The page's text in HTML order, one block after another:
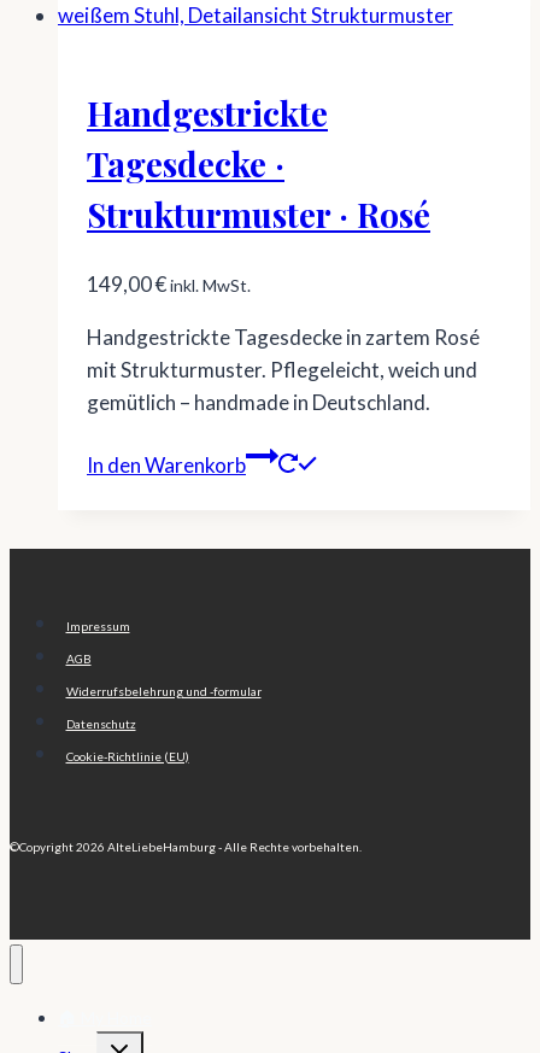
Handgestrickte
Tagesdecke ·
Strukturmuster · Rosé
149,00€inkl. MwSt.
Handgestrickte Tagesdecke in zartem Rosé
mit Strukturmuster. Pflegeleicht, weich und
gemütlich – handmade in Deutschland.
In den Warenkorb
Impressum
AGB
Widerrufsbelehrung und -formular
Datenschutz
Cookie-Richtlinie (EU)
©Copyright 2026 AlteLiebeHamburg - Alle Rechte vorbehalten.
Untermenü